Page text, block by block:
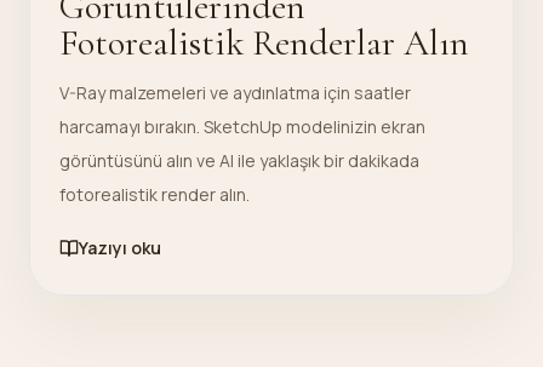
Fotorealistik Renderlar Alın
V-Ray malzemeleri ve aydınlatma için saatler
harcamayı bırakın. SketchUp modelinizin ekran
görüntüsünü alın ve AI ile yaklaşık bir dakikada
fotorealistik render alın.
Yazıyı oku